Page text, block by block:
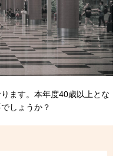
ます。本年度40歳以上とな
しょうか？